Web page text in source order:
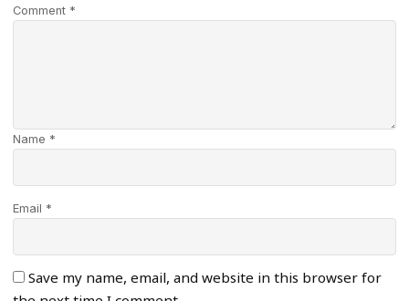
Comment *
Name *
Email *
Save my name, email, and website in this browser for